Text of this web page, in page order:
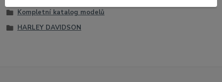
Kompletní katalog modelů
HARLEY DAVIDSON